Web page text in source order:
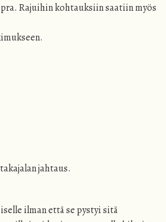
Rajuihin kohtauksiin saatiin myös
jahtaus.
ilman että se pystyi sitä